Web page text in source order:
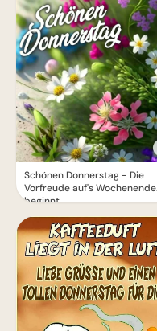
Schönen Donnerstag - Die
Vorfreude auf's Wochenende
beginnt